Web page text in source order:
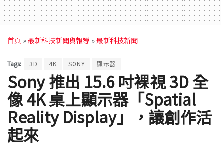
首頁 »最新科技新聞與報導 »最新科技新聞
Tags: 3D 4K SONY 顯示器
Sony 推出 15.6 吋裸視 3D 全
像 4K 桌上顯示器「Spatial
Reality Display」，讓創作活
起來